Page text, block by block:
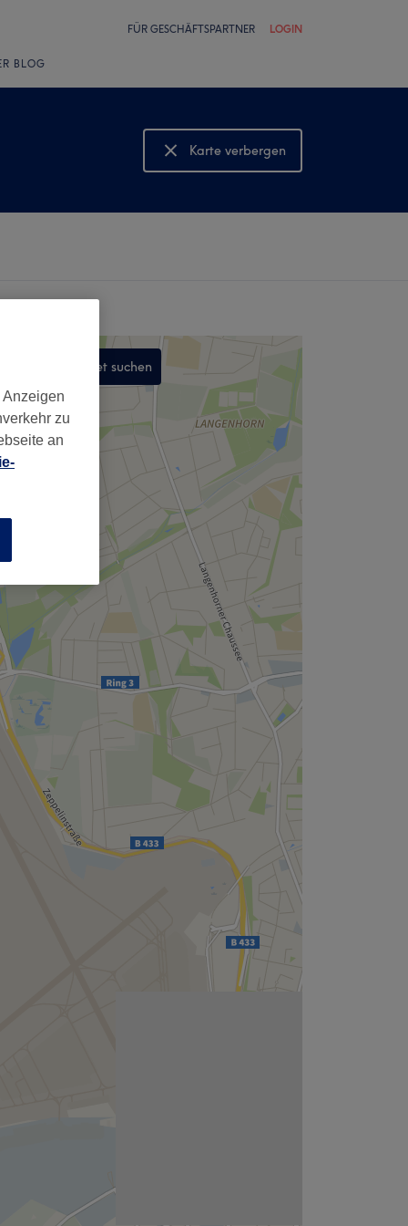
FÜR GESCHÄFTSPARTNER LOGIN
BLOG
Karte verbergen
Karte anzeigen
In diesem Gebiet suchen
,
zu
an